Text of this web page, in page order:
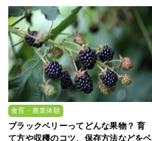
食育・農業体験
ブラックベリーってどんな果物？ 育
て方や収穫のコツ、保存方法などをベ